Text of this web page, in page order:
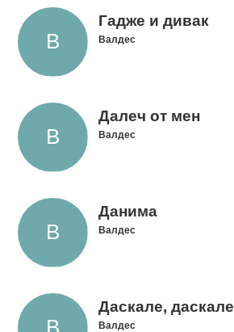
Гадже и дивак
Валдес
Далеч от мен
Валдес
Данима
Валдес
Даскале, даскале
Валдес